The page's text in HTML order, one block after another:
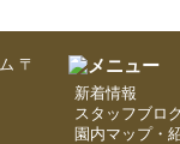
〒
新着情報
スタッフブロ
園内マップ・